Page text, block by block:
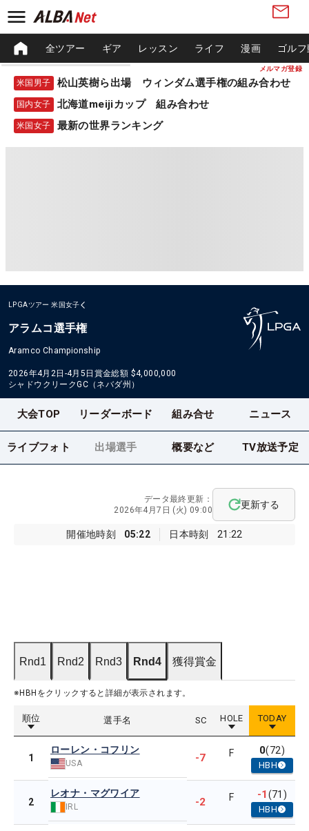
メルマガ登録
全ツアー ギア レッスン ライフ 漫画 ゴル
米国男子 松山英樹ら出場 ウィンダム選手権の組み合わせ
国内女子 北海道meijiカップ 組み合わせ
米国女子 最新の世界ランキング
LPGAツアー 米国女子
アラムコ選手権
Aramco Championship
2026年4月2日-4月5日 賞金総額 $4,000,000
シャドウクリークGC（ネバダ州）
大会TOP リーダーボード 組み合せ ニュース
ライブフォト 出場選手 概要など TV放送予定
開催地時刻 05:22 日本時刻 21:22
データ最終更新：
2026年4月7日 (火) 09:00
更新する
Rnd1 Rnd2 Rnd3 Rnd4 獲得賞金
※HBHをクリックすると詳細が表示されます。
順位 選手名 SC HOLE TODAY
1
ローレン・コフリン
USA -7 F 0(72)
HBH
2
レオナ・マグワイア
IRL -2 F -1(71)
HBH